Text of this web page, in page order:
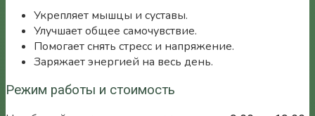
Укрепляет мышцы и суставы.
Улучшает общее самочувствие.
Помогает снять стресс и напряжение.
Заряжает энергией на весь день.
Режим работы и стоимость